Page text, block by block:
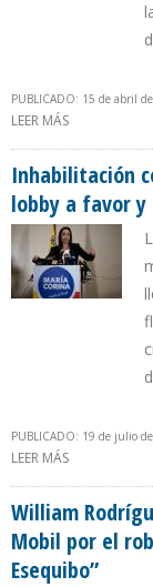
PUBLICADO: 15 de abril
LEER MÁS
Inhabilitación
lobby a favor y
PUBLICADO: 19 de julio
LEER MÁS
CHEVRON
William
Mobil por el
Esequibo”